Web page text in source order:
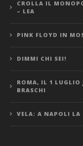
CROLLA IL
– LEA
PINK FLOYD IN
DIMMI CHI SEI!
ROMA, IL 1 LUGLIO
BRASCHI
VELA: A NAPOLI LA